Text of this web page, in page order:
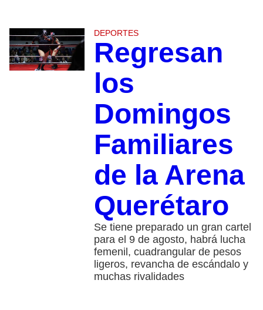
DEPORTES
Regresan
los
Domingos
Familiares
de la Arena
Querétaro
Se tiene preparado un gran cartel
para el 9 de agosto, habrá lucha
femenil, cuadrangular de pesos
ligeros, revancha de escándalo y
muchas rivalidades